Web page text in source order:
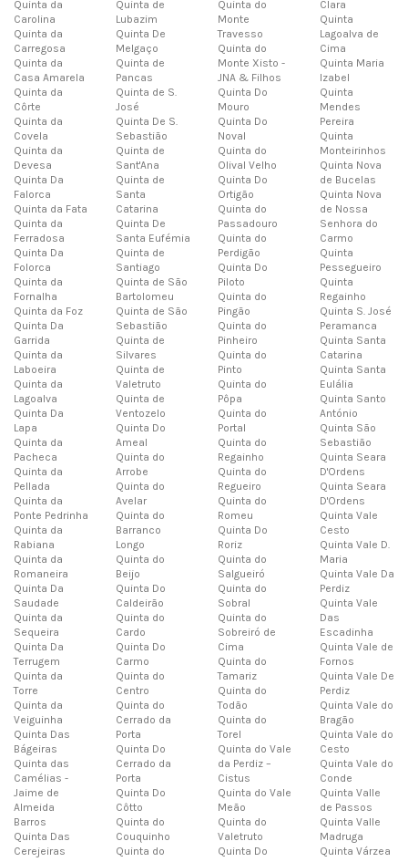
Quinta da
Carolina
Quinta da
Carregosa
Quinta da
Casa Amarela
Quinta da
Côrte
Quinta da
Covela
Quinta da
Devesa
Quinta Da
Falorca
Quinta da Fata
Quinta da
Ferradosa
Quinta Da
Folorca
Quinta da
Fornalha
Quinta da Foz
Quinta Da
Garrida
Quinta da
Laboeira
Quinta da
Lagoalva
Quinta Da
Lapa
Quinta da
Pacheca
Quinta da
Pellada
Quinta da
Ponte Pedrinha
Quinta da
Rabiana
Quinta da
Romaneira
Quinta Da
Saudade
Quinta da
Sequeira
Quinta Da
Terrugem
Quinta da
Torre
Quinta da
Veiguinha
Quinta Das
Bágeiras
Quinta das
Camélias -
Jaime de
Almeida
Barros
Quinta Das
Cerejeiras
Quinta de
Lubazim
Quinta De
Melgaço
Quinta de
Pancas
Quinta de S.
José
Quinta De S.
Sebastião
Quinta de
Sant'Ana
Quinta de
Santa
Catarina
Quinta De
Santa Eufémia
Quinta de
Santiago
Quinta de São
Bartolomeu
Quinta de São
Sebastião
Quinta de
Silvares
Quinta de
Valetruto
Quinta de
Ventozelo
Quinta Do
Ameal
Quinta do
Arrobe
Quinta do
Avelar
Quinta do
Barranco
Longo
Quinta do
Beijo
Quinta Do
Caldeirão
Quinta do
Cardo
Quinta Do
Carmo
Quinta do
Centro
Quinta do
Cerrado da
Porta
Quinta Do
Cerrado da
Porta
Quinta Do
Côtto
Quinta do
Couquinho
Quinta do
Quinta do
Monte
Travesso
Quinta do
Monte Xisto -
JNA & Filhos
Quinta Do
Mouro
Quinta Do
Noval
Quinta do
Olival Velho
Quinta Do
Ortigão
Quinta do
Passadouro
Quinta do
Perdigão
Quinta Do
Piloto
Quinta do
Pingão
Quinta do
Pinheiro
Quinta do
Pinto
Quinta do
Pôpa
Quinta do
Portal
Quinta do
Regainho
Quinta do
Regueiro
Quinta do
Romeu
Quinta Do
Roriz
Quinta do
Salgueiró
Quinta do
Sobral
Quinta do
Sobreiró de
Cima
Quinta do
Tamariz
Quinta do
Todão
Quinta do
Torel
Quinta do Vale
da Perdiz –
Cistus
Quinta do Vale
Meão
Quinta do
Valetruto
Quinta Do
Clara
Quinta
Lagoalva de
Cima
Quinta Maria
Izabel
Quinta
Mendes
Pereira
Quinta
Monteirinhos
Quinta Nova
de Bucelas
Quinta Nova
de Nossa
Senhora do
Carmo
Quinta
Pessegueiro
Quinta
Regainho
Quinta S. José
Peramanca
Quinta Santa
Catarina
Quinta Santa
Eulália
Quinta Santo
António
Quinta São
Sebastião
Quinta Seara
D'Ordens
Quinta Seara
D'Ordens
Quinta Vale
Cesto
Quinta Vale D.
Maria
Quinta Vale Da
Perdiz
Quinta Vale
Das
Escadinha
Quinta Vale de
Fornos
Quinta Vale De
Perdiz
Quinta Vale do
Bragão
Quinta Vale do
Cesto
Quinta Vale do
Conde
Quinta Valle
de Passos
Quinta Valle
Madruga
Quinta Várzea